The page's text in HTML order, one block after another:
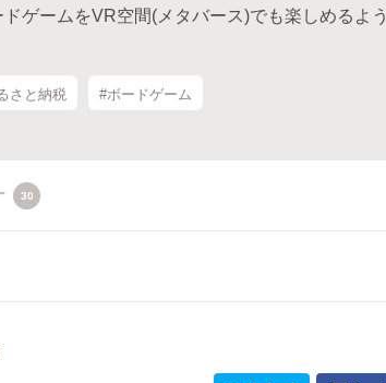
ゲームをVR空間(メタバース)でも楽しめるよ
さと納税 #ボードゲーム
30